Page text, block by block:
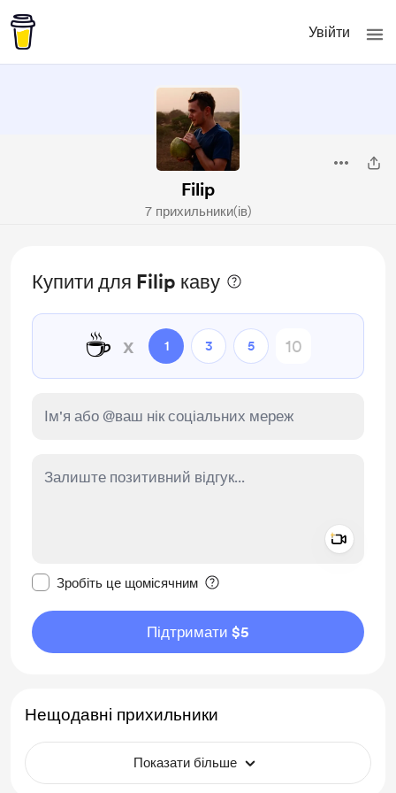
Увійти
Filip
7 прихильники(ів)
Купити для Filip каву
☕ x 1 3 5
Зробіть це щомісячним
Підтримати $5
Нещодавні прихильники
Показати більше